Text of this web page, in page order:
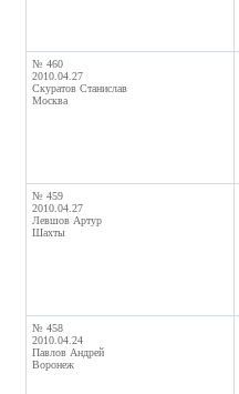
№ 460
2010.04.27
Скуратов Станислав
Москва
№ 459
2010.04.27
Левшов Артур
Шахты
№ 458
2010.04.24
Павлов Андрей
Воронеж